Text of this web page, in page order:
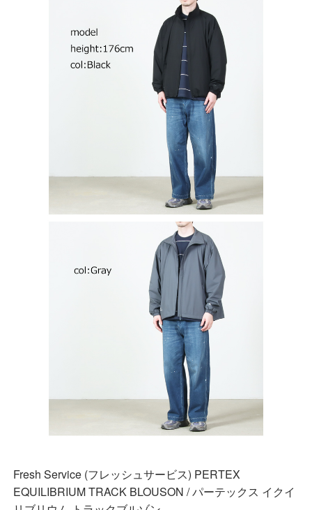
Fresh Service (フレッシュサービス) PERTEX
EQUILIBRIUM TRACK BLOUSON / パーテックス イクイ